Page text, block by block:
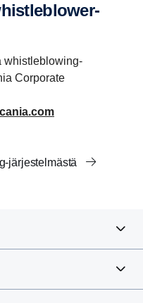
whistleblowing-
Corporate
järjestelmästä